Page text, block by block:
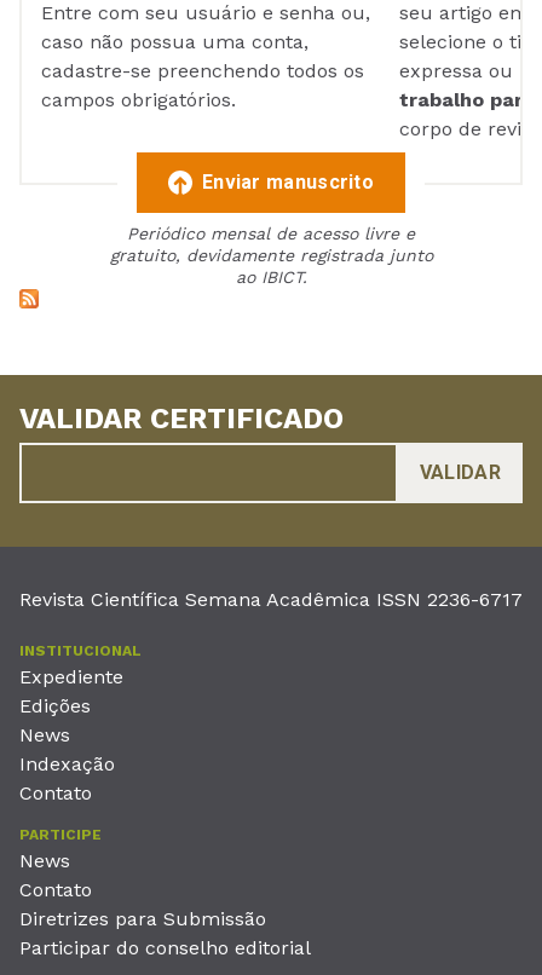
Entre com seu usuário e senha ou,
caso não possua uma conta,
cadastre-se preenchendo todos os
campos obrigatórios.
seu artigo em
selecione o
expressa ou
trabalho para
corpo de
Enviar manuscrito
Periódico mensal de acesso livre e
gratuito, devidamente registrada junto
ao IBICT.
VALIDAR CERTIFICADO
Revista Científica Semana Acadêmica ISSN 2236-6717
INSTITUCIONAL
Expediente
Edições
News
Indexação
Contato
PARTICIPE
News
Contato
Diretrizes para Submissão
Participar do conselho editorial